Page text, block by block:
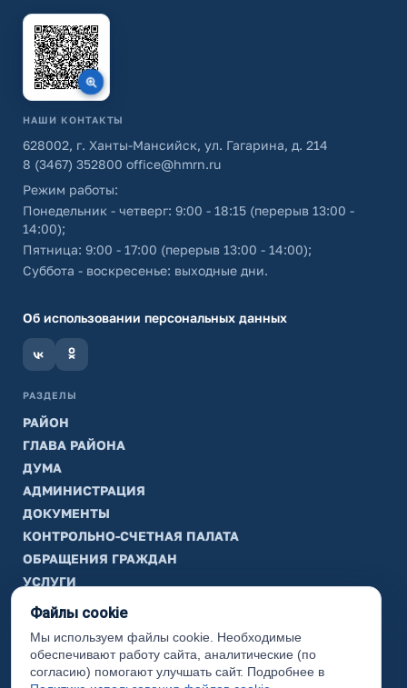
НАШИ КОНТАКТЫ
628002, г. Ханты-Мансийск, ул. Гагарина, д. 214
8 (3467) 352800 office@hmrn.ru
Режим работы:
Понедельник - четверг: 9:00 - 18:15 (перерыв 13:00 -
14:00);
Пятница: 9:00 - 17:00 (перерыв 13:00 - 14:00);
Суббота - воскресенье: выходные дни.
Об использовании персональных данных
РАЗДЕЛЫ
РАЙОН
ГЛАВА РАЙОНА
ДУМА
АДМИНИСТРАЦИЯ
ДОКУМЕНТЫ
КОНТРОЛЬНО-СЧЕТНАЯ ПАЛАТА
ОБРАЩЕНИЯ ГРАЖДАН
УСЛУГИ
ТИК
ИНФОРМАЦИЯ
Законодательная карта
Файлы cookie
Мы используем файлы cookie. Необходимые
обеспечивают работу сайта, аналитические (по
согласию) помогают улучшать сайт. Подробнее в